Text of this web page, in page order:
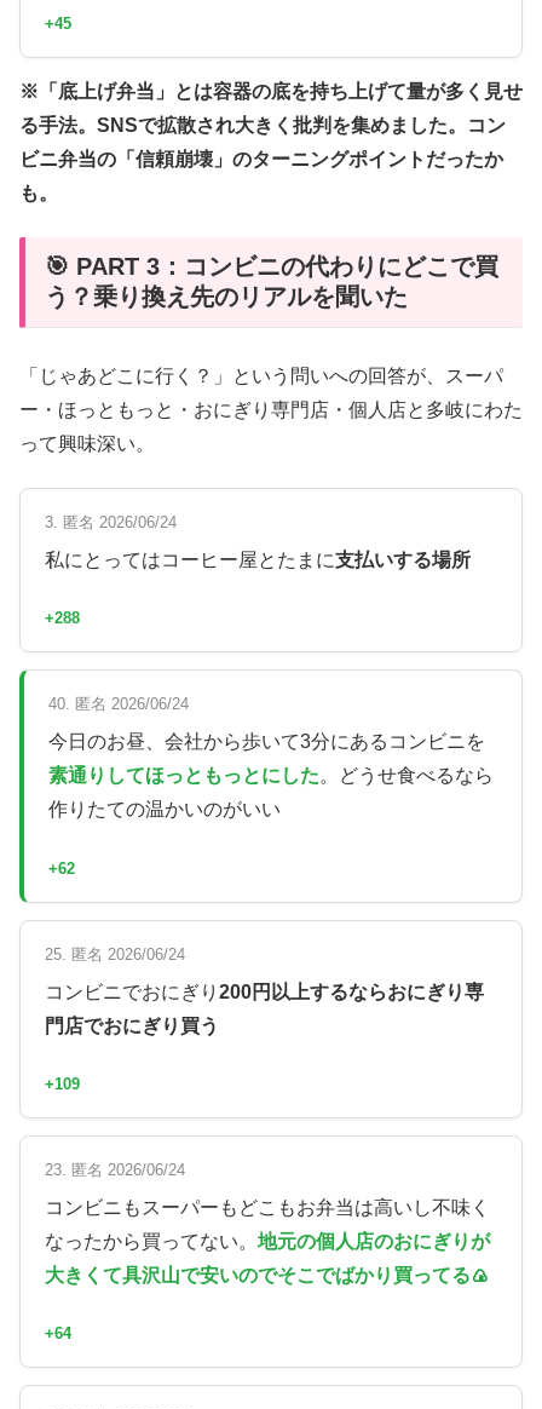
+45
※「底上げ弁当」とは容器の底を持ち上げて量が多く見せ
る手法。SNSで拡散され大きく批判を集めました。コン
ビニ弁当の「信頼崩壊」のターニングポイントだったか
も。
🎯 PART 3：コンビニの代わりにどこで買
う？乗り換え先のリアルを聞いた
「じゃあどこに行く？」という問いへの回答が、スーパ
ー・ほっともっと・おにぎり専門店・個人店と多岐にわた
って興味深い。
3. 匿名 2026/06/24
私にとってはコーヒー屋とたまに支払いする場所
+288
40. 匿名 2026/06/24
今日のお昼、会社から歩いて3分にあるコンビニを
素通りしてほっともっとにした。どうせ食べるなら
作りたての温かいのがいい
+62
25. 匿名 2026/06/24
コンビニでおにぎり 200円以上するならおにぎり専
門店でおにぎり買う
+109
23. 匿名 2026/06/24
コンビニもスーパーもどこもお弁当は高いし不味く
なったから買ってない。 地元の個人店のおにぎりが
大きくて具沢山で安いのでそこでばかり買ってる🍙
+64